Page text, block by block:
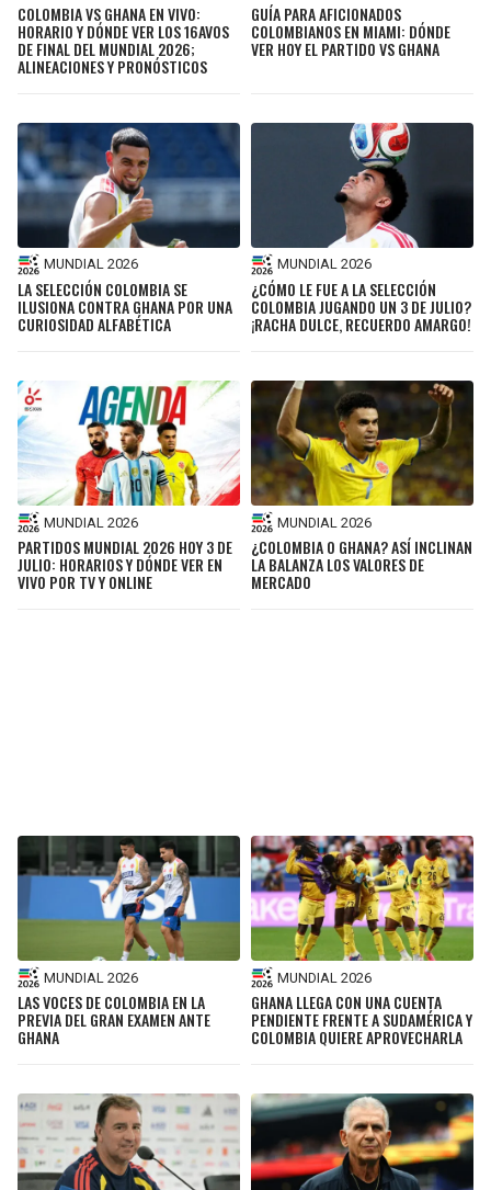
COLOMBIA VS GHANA EN VIVO:
HORARIO Y DÓNDE VER LOS 16AVOS
DE FINAL DEL MUNDIAL 2026;
ALINEACIONES Y PRONÓSTICOS
GUÍA PARA AFICIONADOS
COLOMBIANOS EN MIAMI: DÓNDE
VER HOY EL PARTIDO VS GHANA
MUNDIAL 2026
LA SELECCIÓN COLOMBIA SE
ILUSIONA CONTRA GHANA POR UNA
CURIOSIDAD ALFABÉTICA
MUNDIAL 2026
¿CÓMO LE FUE A LA SELECCIÓN
COLOMBIA JUGANDO UN 3 DE JULIO?
¡RACHA DULCE, RECUERDO AMARGO!
MUNDIAL 2026
PARTIDOS MUNDIAL 2026 HOY 3 DE
JULIO: HORARIOS Y DÓNDE VER EN
VIVO POR TV Y ONLINE
MUNDIAL 2026
¿COLOMBIA O GHANA? ASÍ INCLINAN
LA BALANZA LOS VALORES DE
MERCADO
MUNDIAL 2026
LAS VOCES DE COLOMBIA EN LA
PREVIA DEL GRAN EXAMEN ANTE
GHANA
MUNDIAL 2026
GHANA LLEGA CON UNA CUENTA
PENDIENTE FRENTE A SUDAMÉRICA Y
COLOMBIA QUIERE APROVECHARLA